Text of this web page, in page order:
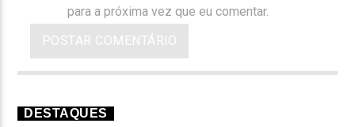
para a próxima vez que eu comentar.
DESTAQUES